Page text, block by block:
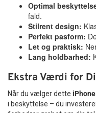
Optimal
fald.
Stilrent design:
Perfekt pasform:
Let og praktisk:
Lang holdbarhed:
Ekstra Værdi for
Når du vælger dette
i beskyttelse – du